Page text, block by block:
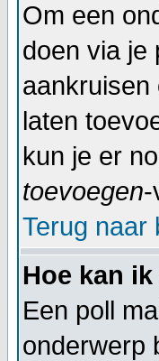
Om een
doen via je
aankruisen
laten
kun je er
toevoegen-
Terug naar
Hoe kan
Een poll
onderwerp